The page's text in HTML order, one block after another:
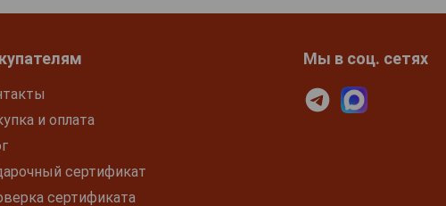
и оплата
сертификат
сертификата
Мы в соц. сетях